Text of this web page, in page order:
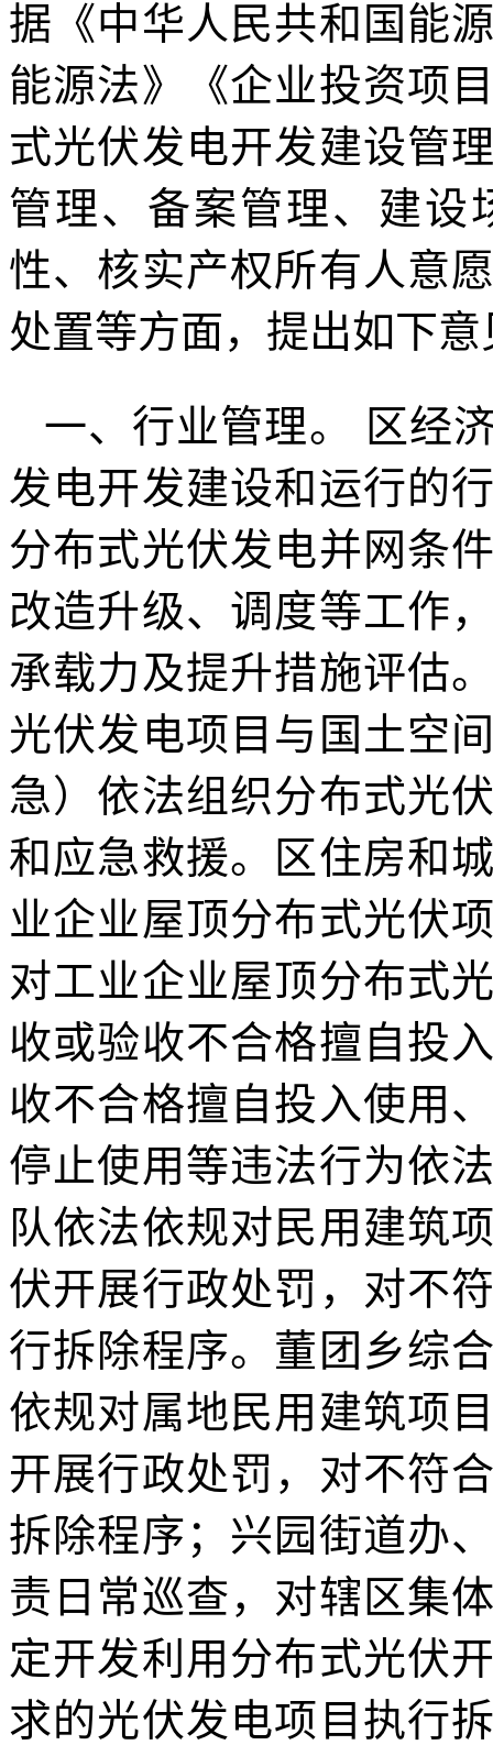
据《中华人民共和国能
能源法》《企业投资项
式光伏发电开发建设管
管理、备案管理、建设
性、核实产权所有人意
处置等方面，提出如下意
一、行业管理。 区经
发电开发建设和运行的
分布式光伏发电并网条
改造升级、调度等工作
承载力及提升措施评估
光伏发电项目与国土空
急）依法组织分布式光
和应急救援。区住房和
业企业屋顶分布式光伏
对工业企业屋顶分布式
收或验收不合格擅自投
收不合格擅自投入使用
停止使用等违法行为依
队依法依规对民用建筑
伏开展行政处罚，对不
行拆除程序。董团乡综
依规对属地民用建筑项
开展行政处罚，对不符
拆除程序；兴园街道办
责日常巡查，对辖区集
定开发利用分布式光伏
求的光伏发电项目执行